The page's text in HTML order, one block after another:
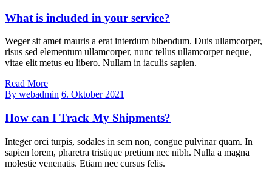
What is included in your service?
Weger sit amet mauris a erat interdum bibendum. Duis ullamcorper,
risus sed elementum ullamcorper, nunc tellus ullamcorper neque,
vitae elit metus eu libero. Nullam in iaculis sapien.
Read More
By webadmin 6. Oktober 2021
How can I Track My Shipments?
Integer orci turpis, sodales in sem non, congue pulvinar quam. In
sapien lorem, pharetra tristique pretium nec nibh. Nulla a magna
molestie venenatis. Etiam nec cursus felis.